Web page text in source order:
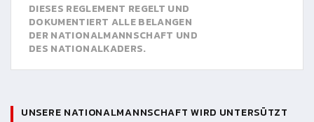
DIESES REGLEMENT REGELT UND
DOKUMENTIERT ALLE BELANGEN
DER NATIONALMANNSCHAFT UND
DES NATIONALKADERS.
UNSERE NATIONALMANNSCHAFT WIRD UNTERSÜTZT